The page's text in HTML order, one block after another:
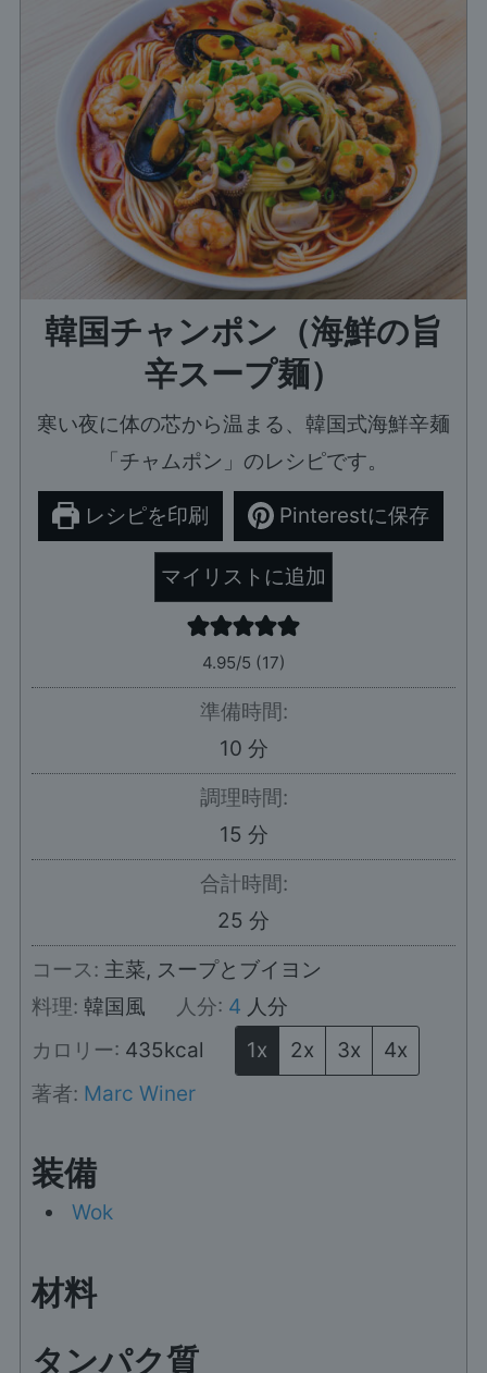
韓国チャンポン（海鮮の旨
辛スープ麺）
寒い夜に体の芯から温まる、韓国式海鮮辛麺
「チャムポン」のレシピです。
レシピを印刷 Pinterestに保存
マイリストに追加
4.95/5 (17)
準備時間:
10分
分
調理時間:
15 分
分
合計時間:
25 分
分
コース: 主菜, スープとブイヨン
料理: 韓国風 人分: 4 人分
カロリー: 435kcal 1x 2x 3x
4x
著者: Marc Winer
装備
Wok
材料
タンパク質